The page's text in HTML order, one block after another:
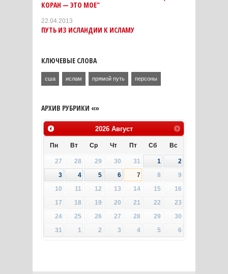
КОРАН — ЭТО МОЕ"
22.04.2013
ПУТЬ ИЗ ИСЛАНДИИ К ИСЛАМУ
КЛЮЧЕВЫЕ СЛОВА
сша ислам прямой путь персоны
АРХИВ РУБРИКИ «»
2026 Август
Пн Вт Ср Чт Пт Сб Вс
27 28 29 30 31 1
2
3
4 5 6 7 8
9
10
11 12 13 14 15
16
17
18 19 20 21 22
23
24
25 26 27 28 29
30
31
1 2 3 4 5 6